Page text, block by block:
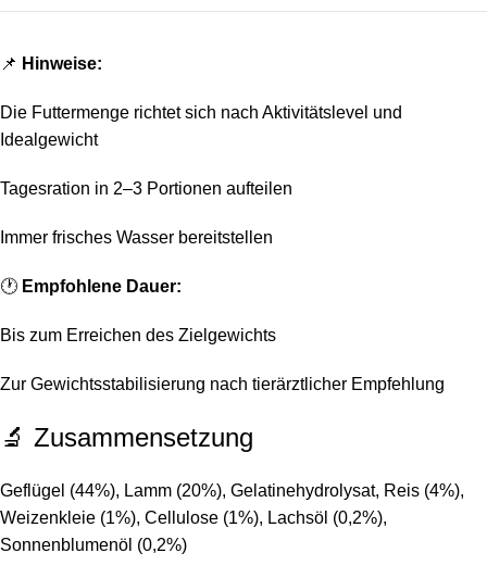
📌 Hinweise:
Die Futtermenge richtet sich nach Aktivitätslevel und
Idealgewicht
Tagesration in 2–3 Portionen aufteilen
Immer frisches Wasser bereitstellen
🕐 Empfohlene Dauer:
Bis zum Erreichen des Zielgewichts
Zur Gewichtsstabilisierung nach tierärztlicher Empfehlung
🔬 Zusammensetzung
Geflügel (44%), Lamm (20%), Gelatinehydrolysat, Reis (4%),
Weizenkleie (1%), Cellulose (1%), Lachsöl (0,2%),
Sonnenblumenöl (0,2%)